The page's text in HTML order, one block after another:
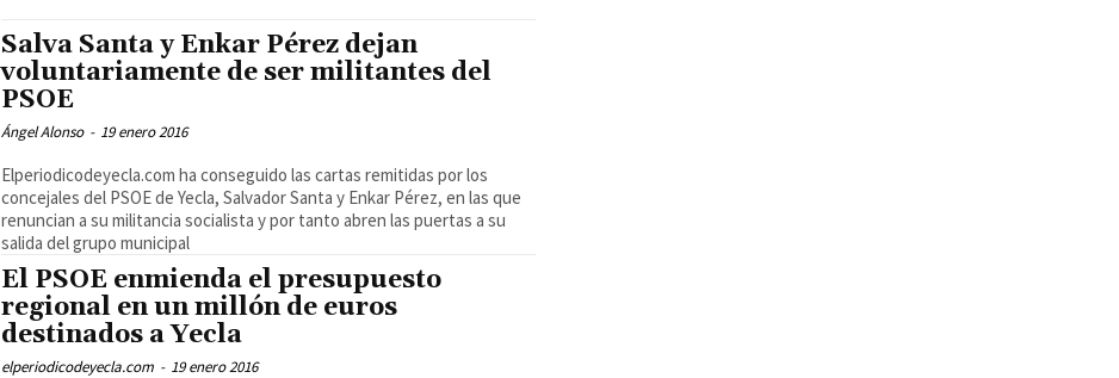
Salva Santa y Enkar Pérez dejan
voluntariamente de ser militantes del
PSOE
Ángel Alonso - 19 enero 2016
Elperiodicodeyecla.com ha conseguido las cartas remitidas por los
concejales del PSOE de Yecla, Salvador Santa y Enkar Pérez, en las que
renuncian a su militancia socialista y por tanto abren las puertas a su
salida del grupo municipal
El PSOE enmienda el presupuesto
regional en un millón de euros
destinados a Yecla
elperiodicodeyecla.com - 19 enero 2016